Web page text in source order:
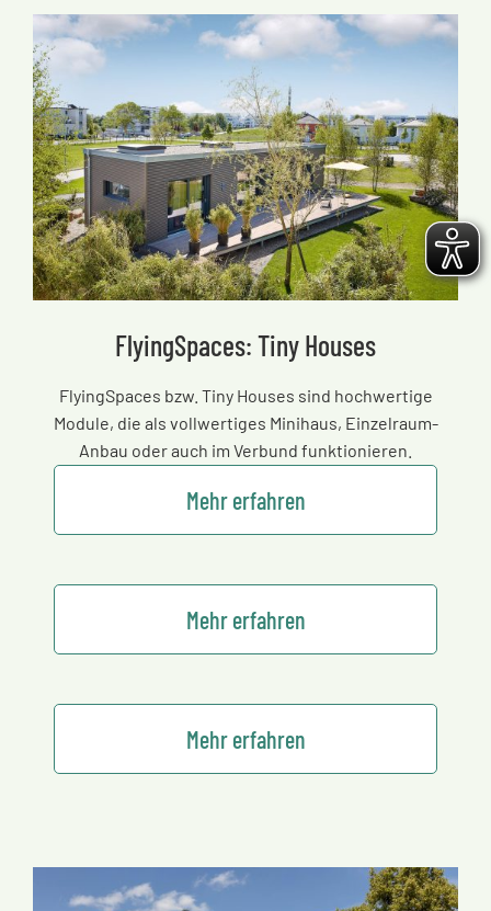
FlyingSpaces: Tiny Houses
FlyingSpaces bzw. Tiny Houses sind hochwertige
Module, die als vollwertiges Minihaus, Einzelraum-
Anbau oder auch im Verbund funktionieren.
Mehr erfahren
Mehr erfahren
Mehr erfahren